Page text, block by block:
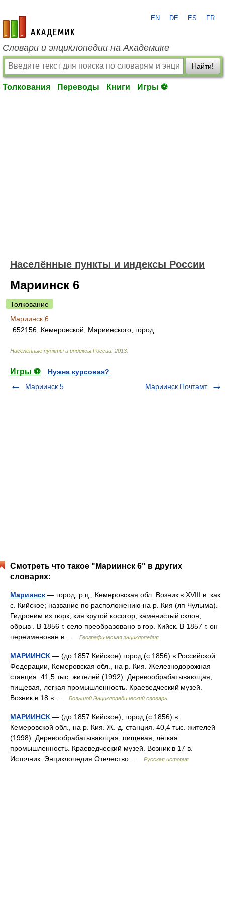
academic.ru
EN DE ES FR
Словари и энциклопедии на Академике
Найти!
Толкования Переводы Книги Игры ⚽
Населённые пункты и индексы России
Мариинск 6
Толкование
Мариинск 6
652156, Кемеровской, Мариинского, город
Населённые пункты и индексы России 2013
Игры ⚽
Нужна курсовая?
Мариинск 5
Мариинск Почтамт
Смотреть что такое "Мариинск 6" в других
словарях:
Мариинск — город, р.ц., Кемеровская обл. Возник в XVIII в. как
с. Кийское; название по расположению на р. Кия (лп Чулыма).
Гидроним из тюрк, кия крутой косогор, каменистый склон,
обрыв . В 1856 г. село преобразовано в гор. Кийск. В 1857 г. он
переименован в …
Географическая энциклопедия
МАРИИНСК — (до 1857 Кийское) город (с 1856) в Российской
Федерации, Кемеровская обл., на р. Кия. Железнодорожная
станция. 41,5 тыс. жителей (1992). Деревообрабатывающая,
пищевая, легкая промышленность. Краеведческий музей.
Возник в 18 в …
Большой Энциклопедический словарь
МАРИИНСК — (до 1857 Кийское), город (с 1856) в
Кемеровской обл., на р. Кия. Ж. д. станция. 40,4 тыс. жителей
(1998). Деревообрабатывающая, пищевая, лёгкая
промышленность. Краеведческий музей. Возник в 17 в.
Источник: Энциклопедия Отечество …
Русская история